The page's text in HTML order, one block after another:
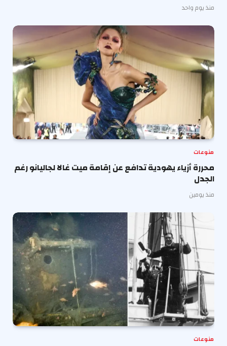
منذ يوم واحد
منوعات
محررة أزياء يهودية تدافع عن إقامة ميت غالا لجاليانو رغم
الجدل
منذ يومين
منوعات